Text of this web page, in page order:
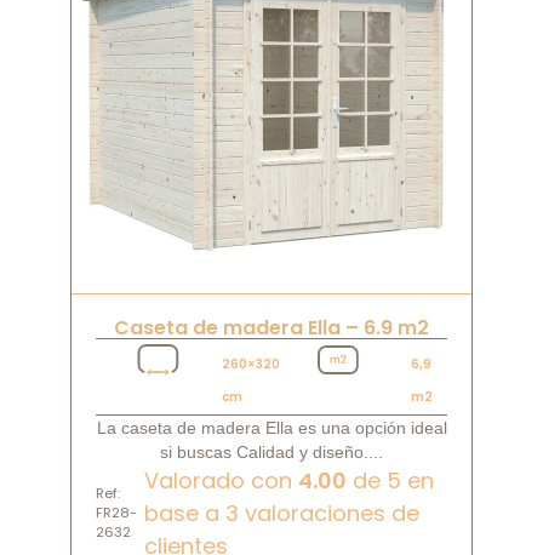
Caseta de madera Ella – 6.9 m2
260×320
cm
6,9
m2
La caseta de madera Ella es una opción ideal
si buscas Calidad y diseño....
Ref:
FR28-
2632
Valorado con 4.00 de 5 en
base a 3 valoraciones de
clientes